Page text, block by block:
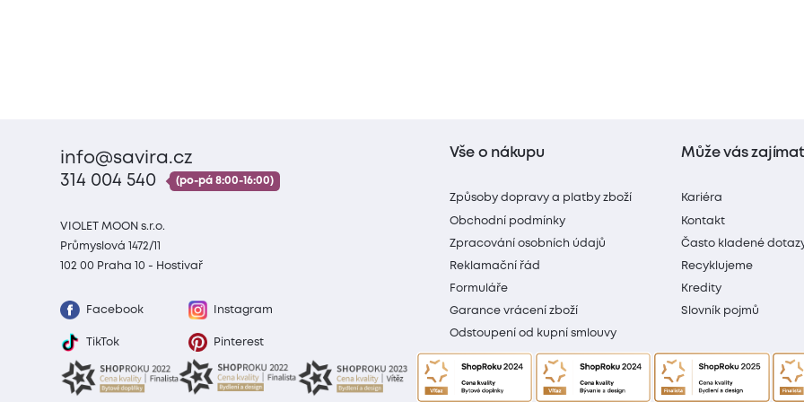
info@savira.cz
314 004 540
(po-pá 8:00-16:00)
VIOLET MOON s.r.o.
Průmyslová 1472/11
102 00 Praha 10 - Hostivař
Facebook Instagram
TikTok Pinterest
Vše o nákupu
Způsoby dopravy a platby zboží
Obchodní podmínky
Zpracování osobních údajů
Reklamační řád
Formuláře
Garance vrácení zboží
Odstoupení od kupní smlouvy
Může vás zajímat
Kariéra
Kontakt
Často kladené
Recyklujeme
Kredity
Slovník pojmů